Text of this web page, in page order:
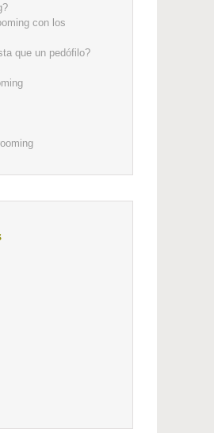
con los
que un pedófilo?